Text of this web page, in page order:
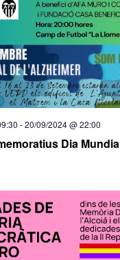
-20/09/2024 @ 22:00
Dia